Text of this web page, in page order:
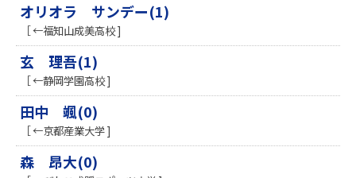
オリオラ サンデー(1)
［ ←福知山成美高校 ]
玄 理吾(1)
［ ←静岡学園高校 ]
田中 颯(0)
［ ←京都産業大学 ]
森 昂大(0)